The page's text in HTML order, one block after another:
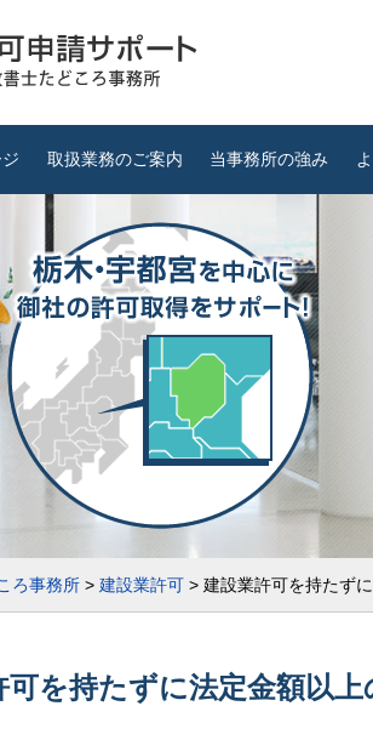
取扱業務のご案内 当事務所の強み
ろ事務所 > 建設業許可 > 建設業許可を持たず
可を持たずに法定金額以